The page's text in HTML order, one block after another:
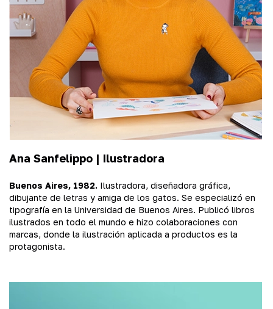
Ana Sanfelippo | Ilustradora
Buenos Aires, 1982. Ilustradora, diseñadora gráfica,
dibujante de letras y amiga de los gatos. Se especializó en
tipografía en la Universidad de Buenos Aires. Publicó libros
ilustrados en todo el mundo e hizo colaboraciones con
marcas, donde la ilustración aplicada a productos es la
protagonista.